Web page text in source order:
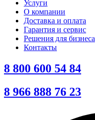
Услуги
О компании
Доставка и оплата
Гарантия и сервис
Решения для бизнеса
Контакты
8 800 600 54 84
8 966 888 76 23